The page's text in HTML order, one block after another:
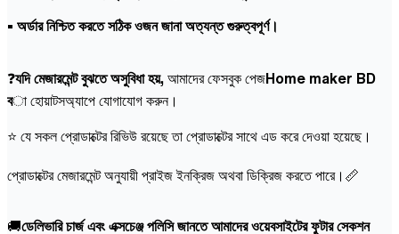
• অর্ডার নিশ্চিত করতে সঠিক ওজন জানা অত্যন্ত গুরুত্বপূর্ণ।
❓যদি মেজারমেন্ট বুঝতে অসুবিধা হয়, আমাদের ফেসবুক পেজHome maker BD
বা হোয়াটসঅ্যাপে যোগাযোগ করুন।
⭐ যে সকল প্রোডাক্টের রিভিউ রয়েছে তা প্রোডাক্টের সাথে এড করে দেওয়া হয়েছে।
প্রোডাক্টের মেজারমেন্ট অনুযায়ী প্রাইজ ইনক্রিজ অথবা ডিক্রিজ করতে পারে।📏
🚚ডেলিভারি চার্জ এবং এক্সচেঞ্জ পলিসি জানতে আমাদের ওয়েবসাইটের ফুটার সেকশন